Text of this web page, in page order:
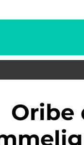
Oribe dry texturizing